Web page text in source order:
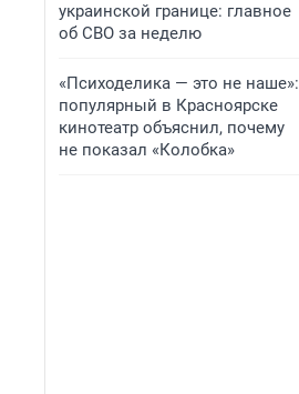
украинской границе: главное
об СВО за неделю
«Психоделика — это не наше»:
популярный в Красноярске
кинотеатр объяснил, почему
не показал «Колобка»